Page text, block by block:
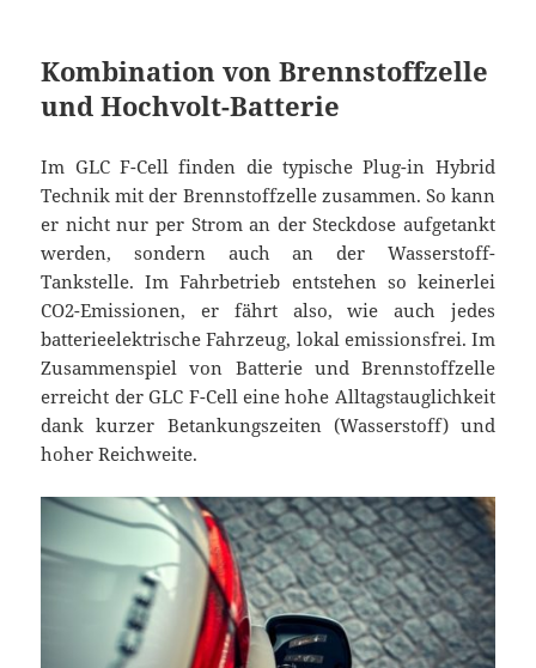
Kombination von Brennstoffzelle
und Hochvolt-Batterie
Im GLC F-Cell finden die typische Plug-in Hybrid
Technik mit der Brennstoffzelle zusammen. So kann
er nicht nur per Strom an der Steckdose aufgetankt
werden, sondern auch an der Wasserstoff-
Tankstelle. Im Fahrbetrieb entstehen so keinerlei
CO2-Emissionen, er fährt also, wie auch jedes
batterieelektrische Fahrzeug, lokal emissionsfrei. Im
Zusammenspiel von Batterie und Brennstoffzelle
erreicht der GLC F-Cell eine hohe Alltagstauglichkeit
dank kurzer Betankungszeiten (Wasserstoff) und
hoher Reichweite.